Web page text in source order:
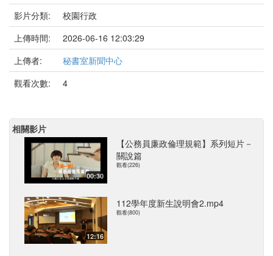
影片分類:
校園行政
上傳時間:
2026-06-16 12:03:29
上傳者:
秘書室新聞中心
觀看次數:
4
相關影片
00:30
【公務員廉政倫理規範】系列短片－
關說篇
觀看(226)
12:16
112學年度新生說明會2.mp4
觀看(800)